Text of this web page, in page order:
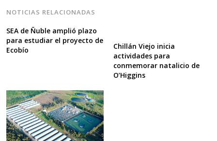
NOTICIAS RELACIONADAS
SEA de Ñuble amplió plazo
para estudiar el proyecto de
Ecobío
Chillán Viejo inicia
actividades para
conmemorar natalicio de
O’Higgins